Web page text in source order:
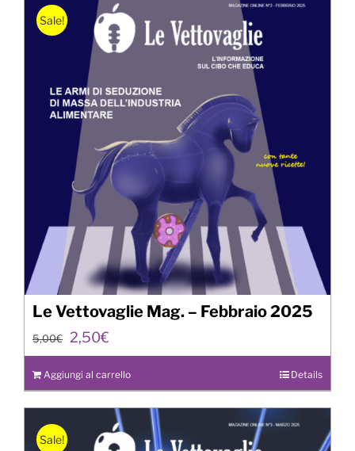
Sale!
Le Vettovaglie Mag. – Febbraio 2025
5,00€
Il
prezzo
originale
era:
5,00€.
2,50€
prezzo
attuale
è:
2,50€.
Aggiungi al carrello Details
Sale!